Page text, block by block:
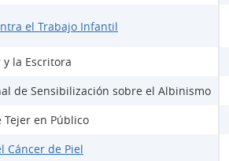
el Trabajo Infantil
la Escritora
de Sensibilización sobre el Albinismo
en Público
Cáncer de Piel